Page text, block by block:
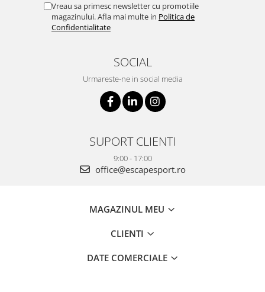
Vreau sa primesc newsletter cu promotiile
magazinului. Afla mai multe in Politica de
Confidentialitate
SOCIAL
Urmareste-ne in social media
SUPORT CLIENTI
9:00 - 17:00
office@escapesport.ro
MAGAZINUL MEU
CLIENTI
DATE COMERCIALE